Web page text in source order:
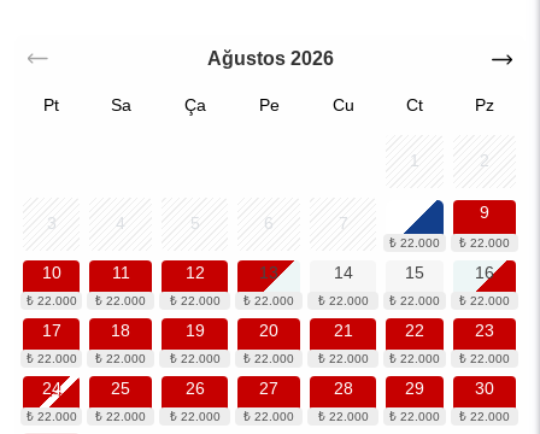
Ağustos 2026
Pt Sa Ça Pe Cu Ct Pz
1 2
3 4 5 6 7
9
10 11 12 13 14 15 16
17 18 19 20 21 22 23
24 25 26 27 28 29 30